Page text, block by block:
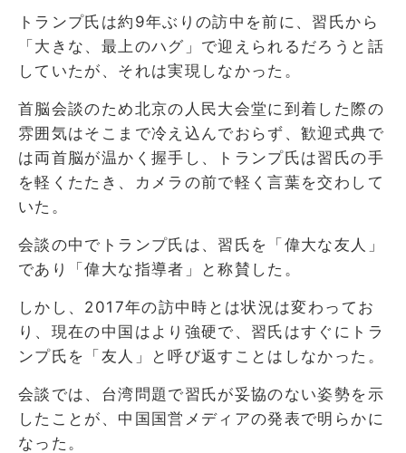
トランプ氏は約9年ぶりの訪中を前に、習氏から
「大きな、最上のハグ」で迎えられるだろうと話
していたが、それは実現しなかった。
首脳会談のため北京の人民大会堂に到着した際の
雰囲気はそこまで冷え込んでおらず、歓迎式典で
は両首脳が温かく握手し、トランプ氏は習氏の手
を軽くたたき、カメラの前で軽く言葉を交わして
いた。
会談の中でトランプ氏は、習氏を「偉大な友人」
であり「偉大な指導者」と称賛した。
しかし、2017年の訪中時とは状況は変わってお
り、現在の中国はより強硬で、習氏はすぐにトラ
ンプ氏を「友人」と呼び返すことはしなかった。
会談では、台湾問題で習氏が妥協のない姿勢を示
したことが、中国国営メディアの発表で明らかに
なった。